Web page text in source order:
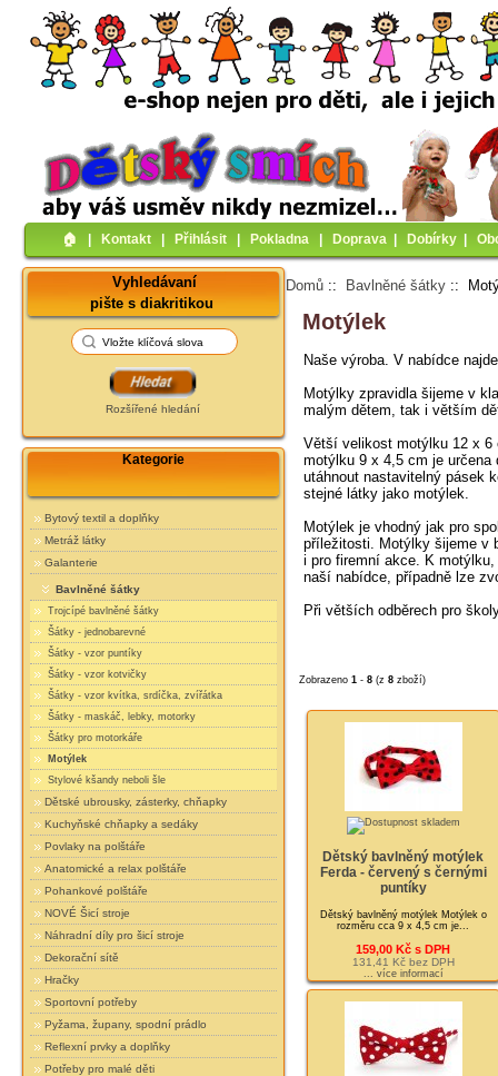
🏠︎ Kontakt Přihlásit Pokladna Doprava Dobírky
Vyhledávaní
pište s diakritikou
Rozšířené hledání
Kategorie
Bytový textil a doplňky
Metráž látky
Galanterie
Bavlněné šátky
Trojcípé bavlněné šátky
Šátky - jednobarevné
Šátky - vzor puntíky
Šátky - vzor kotvičky
Šátky - vzor kvítka, srdíčka, zvířátka
Šátky - maskáč, lebky, motorky
Šátky pro motorkáře
Motýlek
Stylové kšandy neboli šle
Dětské ubrousky, zásterky, chňapky
Kuchyňské chňapky a sedáky
Povlaky na polštáře
Anatomické a relax polštáře
Pohankové polštáře
NOVÉ Šicí stroje
Náhradní díly pro šicí stroje
Dekorační sítě
Hračky
Sportovní potřeby
Pyžama, župany, spodní prádlo
Reflexní prvky a doplňky
Potřeby pro malé děti
Domů :: Bavlněné šátky ::
Motýlek
Naše výroba. V nabídce
Motýlky zpravidla šijeme v
malým dětem, tak i větším
Větší velikost motýlku 12 x 6
motýlku 9 x 4,5 cm je
utáhnout nastavitelný pásek
stejné látky jako motýlek.
Motýlek je vhodný jak pro
příležitosti. Motýlky šijeme v
i pro firemní akce. K
naší nabídce, případně lze
Při větších odběrech pro
Zobrazeno 1 - 8(z 8zboží)
Dětský bavlněný motýlek
Ferda - červený s černými
puntíky
Dětský bavlněný motýlek Motýlek o
rozměru cca 9 x 4,5 cm je...
159,00 Kč s DPH
131,41 Kč bez DPH
... více informací